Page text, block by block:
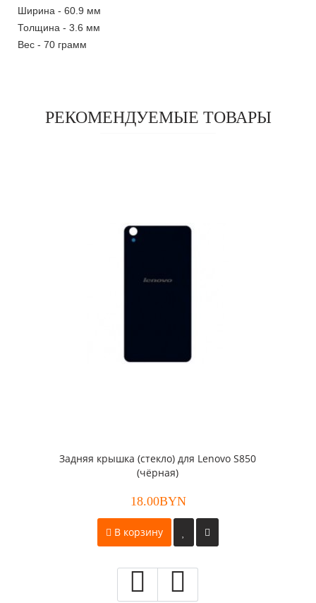
Ширина - 60.9 мм
Толщина - 3.6 мм
Вес - 70 грамм
РЕКОМЕНДУЕМЫЕ ТОВАРЫ
Задняя крышка (стекло) для Lenovo S850
(чёрная)
18.00BYN
В корзину